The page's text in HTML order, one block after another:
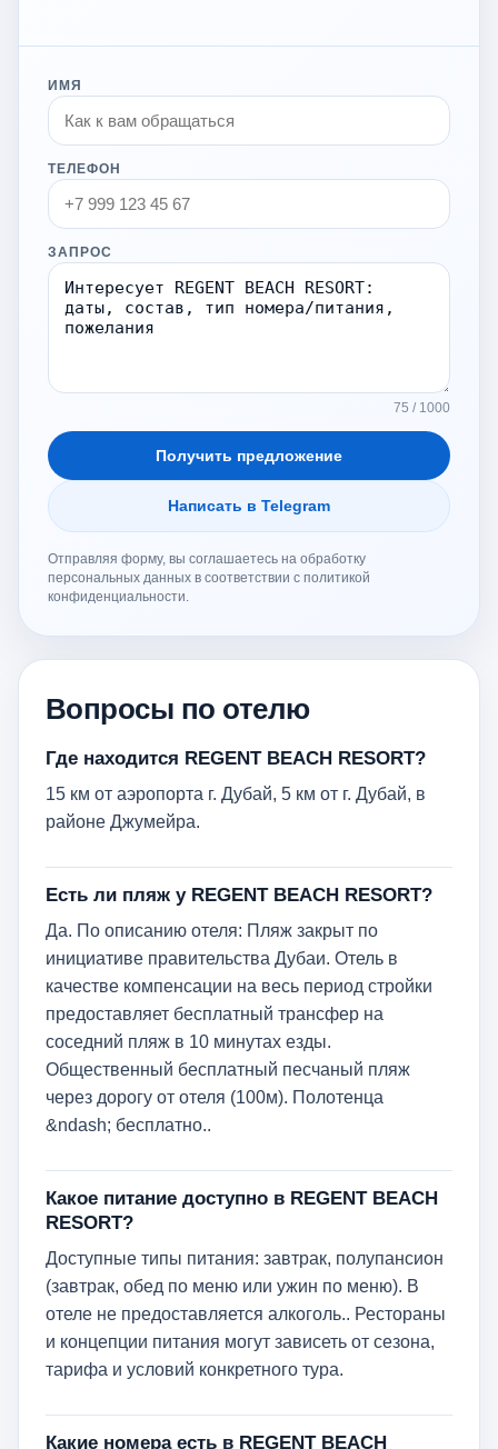
ИМЯ
ТЕЛЕФОН
ЗАПРОС
75 / 1000
Получить предложение
Написать в Telegram
Отправляя форму, вы соглашаетесь на обработку
персональных данных в соответствии с политикой
конфиденциальности.
Вопросы по отелю
Где находится REGENT BEACH RESORT?
15 км от аэропорта г. Дубай, 5 км от г. Дубай, в
районе Джумейра.
Есть ли пляж у REGENT BEACH RESORT?
Да. По описанию отеля: Пляж закрыт по
инициативе правительства Дубаи. Отель в
качестве компенсации на весь период стройки
предоставляет бесплатный трансфер на
соседний пляж в 10 минутах езды.
Общественный бесплатный песчаный пляж
через дорогу от отеля (100м). Полотенца
&ndash; бесплатно..
Какое питание доступно в REGENT BEACH
RESORT?
Доступные типы питания: завтрак, полупансион
(завтрак, обед по меню или ужин по меню). В
отеле не предоставляется алкоголь.. Рестораны
и концепции питания могут зависеть от сезона,
тарифа и условий конкретного тура.
Какие номера есть в REGENT BEACH